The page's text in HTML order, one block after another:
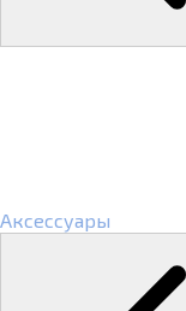
Аксессуары